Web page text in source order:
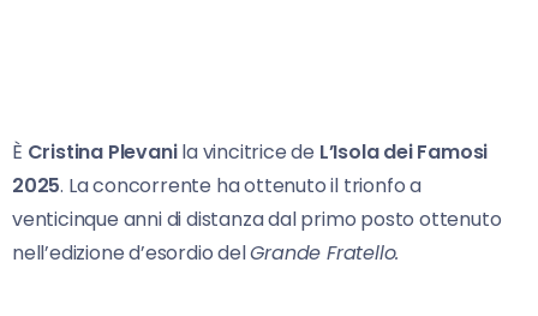
È Cristina Plevanila vincitrice de L’Isola dei Famosi
2025. La concorrente ha ottenuto il trionfo a
venticinque anni di distanza dal primo posto ottenuto
nell’edizione d’esordio delGrande Fratello.